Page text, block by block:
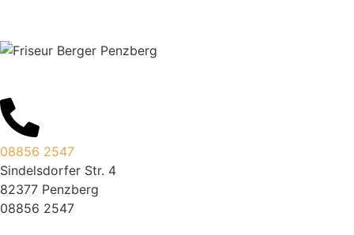
08856 2547
Sindelsdorfer Str. 4
82377 Penzberg
08856 2547